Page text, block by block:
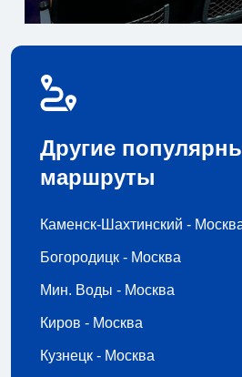
Другие
маршруты
Каменск-Шахтинский -
Богородицк - Москва
Мин. Воды - Москва
Киров - Москва
Кузнецк - Москва